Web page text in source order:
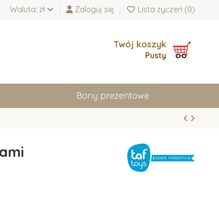
Waluta: zł Zaloguj się Lista życzeń (0)
Twój koszyk
Pusty
Bony prezentowe